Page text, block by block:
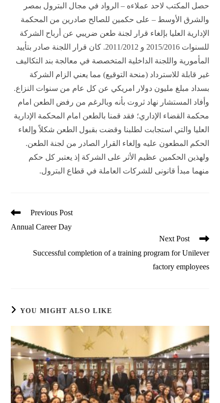
حصل المكتب لاحد عملاءه – الرواد في مجال البترول بمصر
والشرق الأوسط – على حكمين للصالح صادرين من المحكمة
الإدارية العليا بإلغاء قرار لجنة طعن ضريبي عن أرباح الشركة
للسنوات 2015/2016 و 2011/2012. كان قرار اللجنة صادر بتأييد
المأمورية واللجنة الداخلية المتخصصة في معالجة بند التكاليف
غير قابلة للاسترداد (منحة التوقيع) مما يعني الزام الشركة
بسداد مبلغ مليون دولار امريكي عن كل عام من سنوات النزاع.
وأفاد المستشار نهاد ثروت بأنه وبالرغم من رفض الطعن امام
محكمة القضاء الإداري؛ فقد قمنا بالطعن امام المحكمة الإدارية
العليا والتي استجابت لطلبنا وقضت بقبول الطعن شكلاً وإلغاء
الحكم المطعون عليه وإلغاء القرار الصادر من لجنة الطعن.
ولهذين الحكمين عظيم الأثر على الشركة إذ يعتبر كل حكم
منهما مبدأ قانونى للشركات العاملة في قطاع البترول.
Read
articles
Previous Post
Annual Career Day
Next Post
Successful completion of a training program for Unilever
factory employees
YOU MIGHT ALSO LIKE